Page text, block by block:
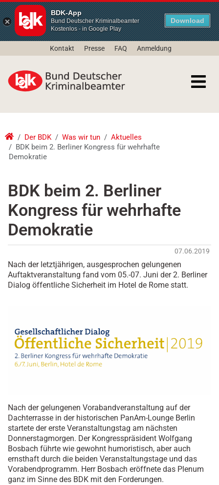
BDK-App
Bund Deutscher Kriminalbeamter
Kostenlos - in Google Play
Download
Kontakt Presse FAQ Anmeldung
Der BDK Was wir tun
Aktuelles
BDK beim 2. Berliner Kongress für wehrhafte
Demokratie
BDK beim 2. Berliner
Kongress für wehrhafte
Demokratie
07.06.2019
Nach der letztjährigen, ausgesprochen gelungenen
Auftaktveranstaltung fand vom 05.-07. Juni der 2. Berliner
Dialog öffentliche Sicherheit im Hotel de Rome statt.
Nach der gelungenen Vorabandveranstaltung auf der
Dachterrasse in der historischen PanAm-Lounge Berlin
startete der erste Veranstaltungstag am nächsten
Donnerstagmorgen. Der Kongresspräsident Wolfgang
Bosbach führte wie gewohnt humoristisch, aber auch
ernsthaft durch die beiden Veranstaltungstage und das
Vorabendprogramm. Herr Bosbach eröffnete das Plenum
ganz im Sinne des BDK mit den Forderungen.